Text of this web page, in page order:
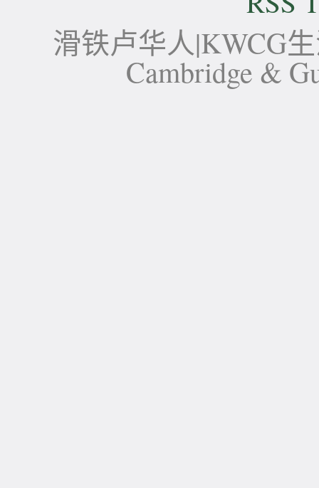
滑铁卢华人|KWCG
Cambridge &